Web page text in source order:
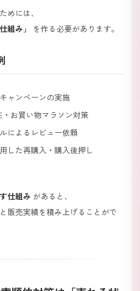
めには、
組み」
を作る必要があります。
ャンペーンの実施
・お買い物マラソン対策
によるレビュー依頼
した再購入・購入後押し
仕組み があると、
販売実績を積み上げることがで